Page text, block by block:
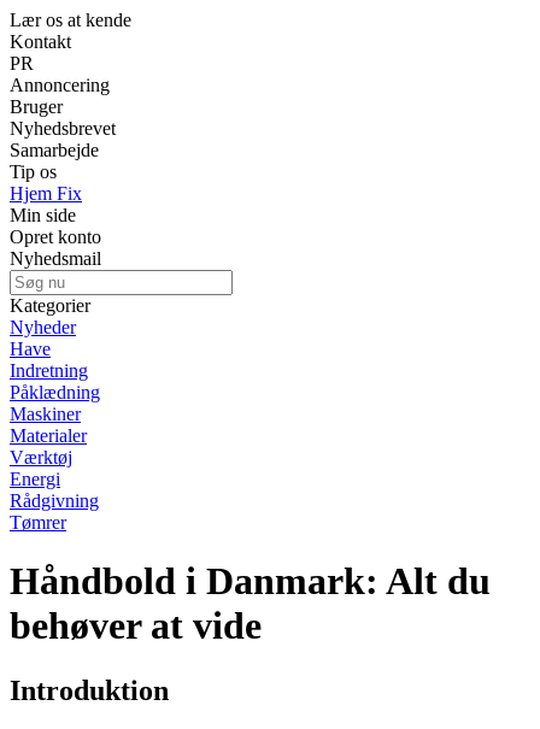
Lær os at kende
Kontakt
PR
Annoncering
Bruger
Nyhedsbrevet
Samarbejde
Tip os
Hjem Fix
Min side
Opret konto
Nyhedsmail
Kategorier
Nyheder
Have
Indretning
Påklædning
Maskiner
Materialer
Værktøj
Energi
Rådgivning
Tømrer
Håndbold i Danmark: Alt du
behøver at vide
Introduktion